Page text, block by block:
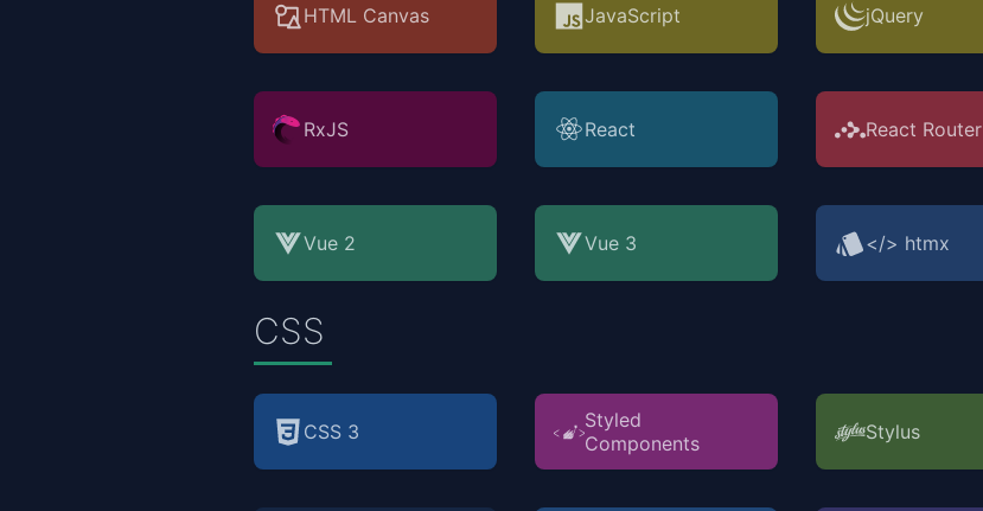
HTML Canvas JavaScript jQuery
RxJS React React Router
Vue 2 Vue 3 </> htmx
CSS
CSS 3
Styled
Components
Stylus